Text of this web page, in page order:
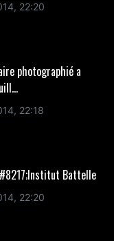
22:20
photographié a
22:18
Battelle
22:20